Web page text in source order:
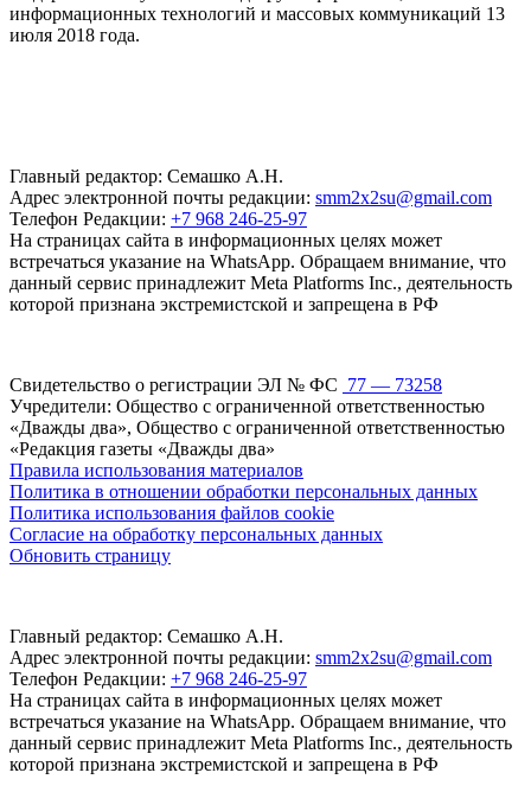
информационных технологий и массовых коммуникаций 13
июля 2018 года.
Главный редактор: Семашко А.Н.
Адрес электронной почты редакции: smm2x2su@gmail.com
Телефон Редакции: +7 968 246-25-97
На страницах сайта в информационных целях может
встречаться указание на WhatsApp. Обращаем внимание, что
данный сервис принадлежит Meta Platforms Inc., деятельность
которой признана экстремистской и запрещена в РФ
Свидетельство о регистрации ЭЛ № ФС 77 — 73258
Учредители: Общество с ограниченной ответственностью
«Дважды два», Общество с ограниченной ответственностью
«Редакция газеты «Дважды два»
Правила использования материалов
Политика в отношении обработки персональных данных
Политика использования файлов cookie
Согласие на обработку персональных данных
Обновить страницу
Главный редактор: Семашко А.Н.
Адрес электронной почты редакции: smm2x2su@gmail.com
Телефон Редакции: +7 968 246-25-97
На страницах сайта в информационных целях может
встречаться указание на WhatsApp. Обращаем внимание, что
данный сервис принадлежит Meta Platforms Inc., деятельность
которой признана экстремистской и запрещена в РФ